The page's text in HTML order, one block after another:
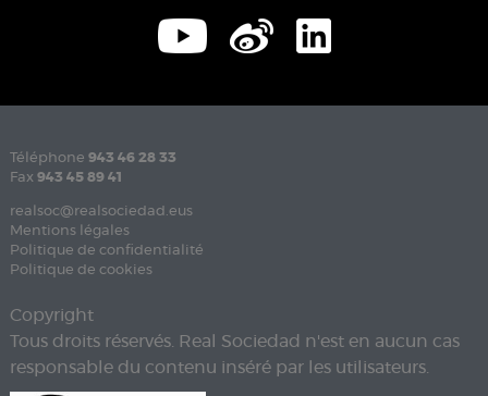
Téléphone 943 46 28 33
Fax 943 45 89 41
realsoc@realsociedad.eus
Mentions légales
Politique de confidentialité
Politique de cookies
Copyright
Tous droits réservés. Real Sociedad n'est en aucun cas
responsable du contenu inséré par les utilisateurs.